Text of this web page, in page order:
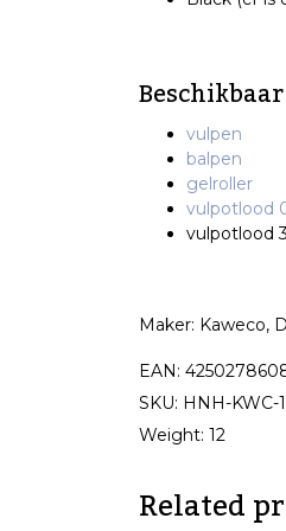
vulpen
balpen
gelroller
vulpotlood
vulpotlood
Maker: Kaweco,
EAN:
SKU: HNH-
Weight: 12
Related